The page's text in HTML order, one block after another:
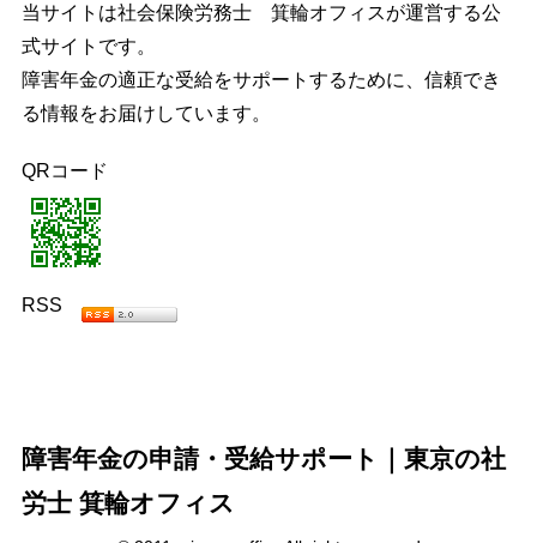
当サイトは社会保険労務士 箕輪オフィスが運営する公
式サイトです。
障害年金の適正な受給をサポートするために、信頼でき
る情報をお届けしています。
QRコード
RSS
障害年金の申請・受給サポート｜東京の社
労士 箕輪オフィス